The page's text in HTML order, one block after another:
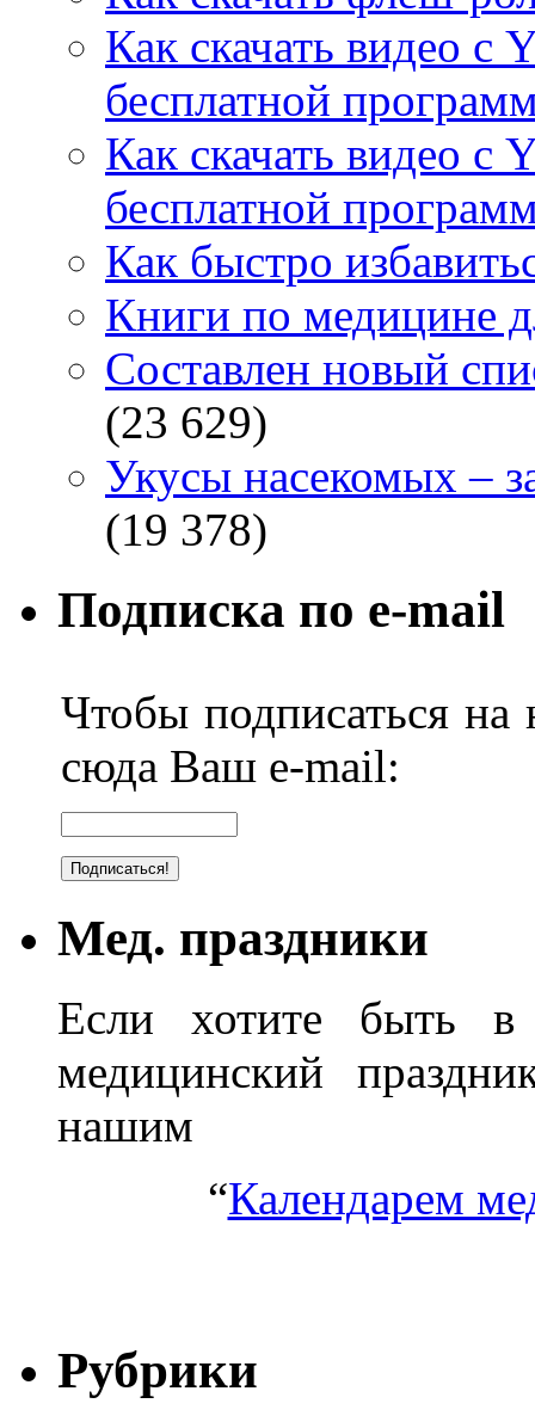
Как скачать видео с
бесплатной
Как скачать видео с
бесплатной
Как быстро
Книги по медицине
Составлен новый
(23 629)
Укусы насекомых –
(19 378)
Подписка по e-mail
Чтобы подписаться на
сюда Ваш e-mail:
Мед. праздники
Если хотите быть в
медицинский
нашим
“Календарем
Рубрики